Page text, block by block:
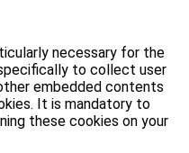
necessary for the
to collect user
embedded contents
It is mandatory to
these cookies on your